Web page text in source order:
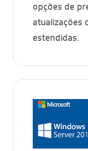
opções de
atualizações
estendidas.